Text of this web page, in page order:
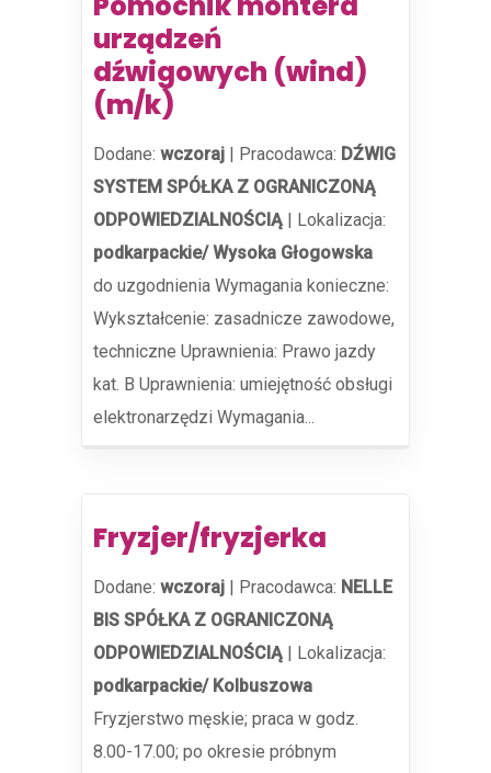
urządzeń
dźwigowych (wind)
(m/k)
Dodane: wczoraj | Pracodawca: DŹWIG
SYSTEM SPÓŁKA Z OGRANICZONĄ
ODPOWIEDZIALNOŚCIĄ | Lokalizacja:
podkarpackie/ Wysoka Głogowska
do uzgodnienia Wymagania konieczne:
Wykształcenie: zasadnicze zawodowe,
techniczne Uprawnienia: Prawo jazdy
kat. B Uprawnienia: umiejętność obsługi
elektronarzędzi Wymagania...
Fryzjer/fryzjerka
Dodane: wczoraj | Pracodawca: NELLE
BIS SPÓŁKA Z OGRANICZONĄ
ODPOWIEDZIALNOŚCIĄ | Lokalizacja:
podkarpackie/ Kolbuszowa
Fryzjerstwo męskie; praca w godz.
8.00-17.00; po okresie próbnym